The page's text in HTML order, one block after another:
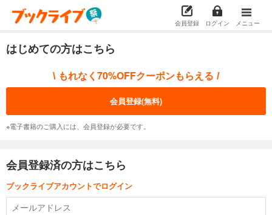
会員登録 ログイン メニュー
はじめての方はこちら
\ もれなく70%OFFクーポンもらえる /
会員登録(無料)
※電子書籍のご購入には、会員登録が必要です。
会員登録済の方はこちら
ブックライブアカウントでログイン